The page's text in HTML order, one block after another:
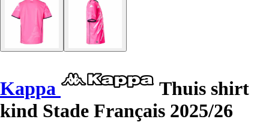
Kappa
Thuis shirt
kind Stade Français 2025/26